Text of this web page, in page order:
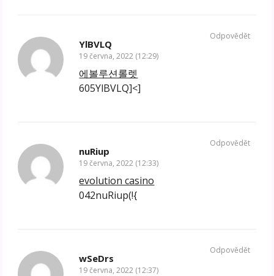
YlBVLQ
19 června, 2022 (12:29)
에볼루션롤렛
605YlBVLQ]<]
Odpovědět
nuRiup
19 června, 2022 (12:33)
evolution casino
042nuRiup(!{
Odpovědět
wSeDrs
19 června, 2022 (12:37)
Odpovědět